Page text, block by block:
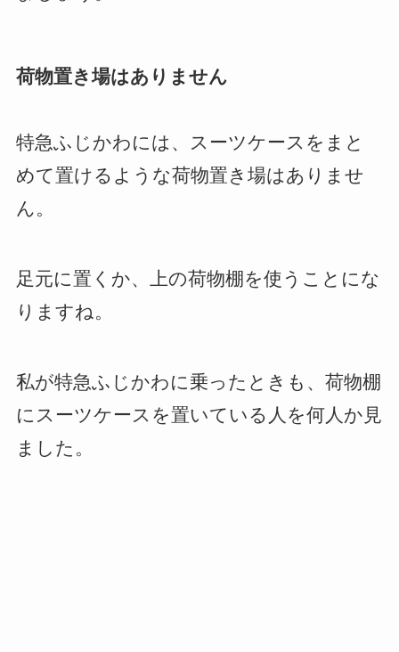
荷物置き場はありません
特急ふじかわには、スーツケースをまと
めて置けるような荷物置き場はありませ
ん。
足元に置くか、上の荷物棚を使うことにな
りますね。
私が特急ふじかわに乗ったときも、荷物棚
にスーツケースを置いている人を何人か見
ました。